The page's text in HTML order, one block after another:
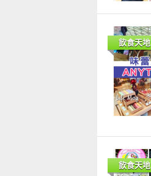
飲食天地
飲食天地